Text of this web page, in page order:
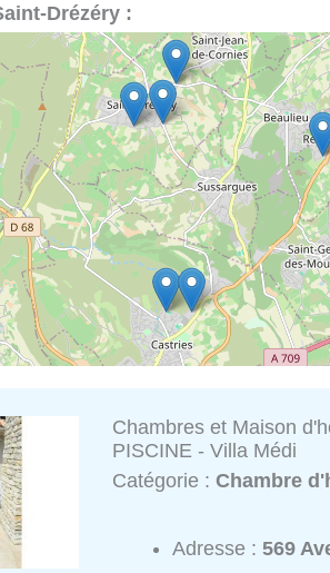
Drézéry :
Chambres et Maison
PISCINE - Villa Médi
Catégorie :Chambre
Adresse :569